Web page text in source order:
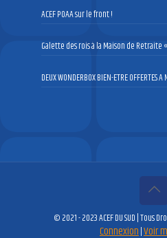
ACEF POAA sur le front !
Galette des rois à la Maison de Retraite
DEUX WONDERBOX BIEN-ETRE OFFERTES
© 2021 - 2023 ACEF DU SUD | Tous
Connexion Voir